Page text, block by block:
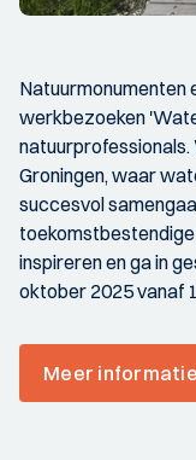
Natuurmonumenten
werkbezoeken
natuurprofessionals.
Groningen, waar
succesvol
inspireren en ga in
oktober 2025 vanaf
Meer